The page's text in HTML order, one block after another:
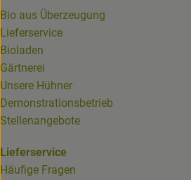
Bio aus Überzeugung
Lieferservice
Bioladen
Gärtnerei
Unsere Hühner
Demonstrationsbetrieb
Stellenangebote
Lieferservice
Häufige Fragen